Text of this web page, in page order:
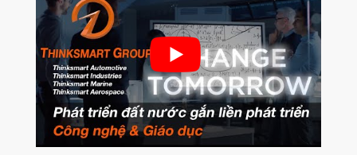
Sản Phẩm
Máy In 3D Để Bàn Formlabs U.S.
Máy In 3D SLA Công Nghiệp
Máy in 3D EOS
Máy in 3D nhựa PEEK EXT 220
MED | 3D SYSTEM